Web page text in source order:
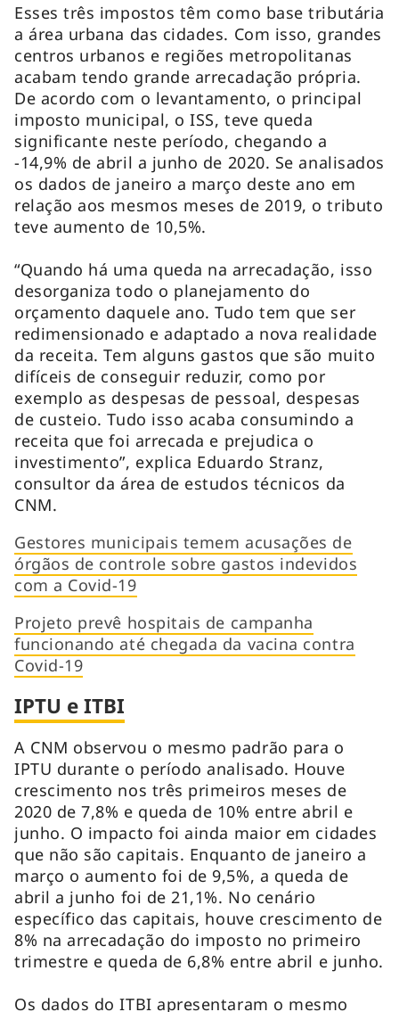
Esses três impostos têm como base tributária
a área urbana das cidades. Com isso, grandes
centros urbanos e regiões metropolitanas
acabam tendo grande arrecadação própria.
De acordo com o levantamento, o principal
imposto municipal, o ISS, teve queda
significante neste período, chegando a
-14,9% de abril a junho de 2020. Se analisados
os dados de janeiro a março deste ano em
relação aos mesmos meses de 2019, o tributo
teve aumento de 10,5%.
“Quando há uma queda na arrecadação, isso
desorganiza todo o planejamento do
orçamento daquele ano. Tudo tem que ser
redimensionado e adaptado a nova realidade
da receita. Tem alguns gastos que são muito
difíceis de conseguir reduzir, como por
exemplo as despesas de pessoal, despesas
de custeio. Tudo isso acaba consumindo a
receita que foi arrecada e prejudica o
investimento”, explica Eduardo Stranz,
consultor da área de estudos técnicos da
CNM.
Gestores municipais temem acusações de
órgãos de controle sobre gastos indevidos
com a Covid-19
Projeto prevê hospitais de campanha
funcionando até chegada da vacina contra
Covid-19
IPTU e ITBI
A CNM observou o mesmo padrão para o
IPTU durante o período analisado. Houve
crescimento nos três primeiros meses de
2020 de 7,8% e queda de 10% entre abril e
junho. O impacto foi ainda maior em cidades
que não são capitais. Enquanto de janeiro a
março o aumento foi de 9,5%, a queda de
abril a junho foi de 21,1%. No cenário
específico das capitais, houve crescimento de
8% na arrecadação do imposto no primeiro
trimestre e queda de 6,8% entre abril e junho.
Os dados do ITBI apresentaram o mesmo